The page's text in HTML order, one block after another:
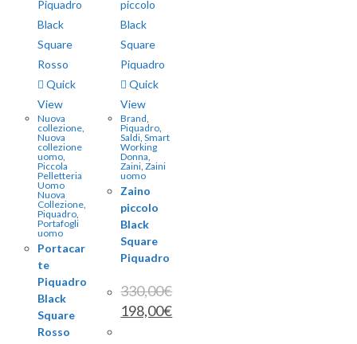
Quick
View
Nuova
collezione,
Nuova
collezione
uomo,
Piccola
Pelletteria
Uomo
Nuova
Collezione,
Piquadro,
Portafogli
uomo
Portacar
te
Piquadro
Black
Square
Rosso
Quick
View
Brand,
Piquadro,
Saldi,Smart
Working
Donna,
Zaini,Zaini
uomo
Zaino
piccolo
Black
Square
Piquadro
330,00€
198,00€